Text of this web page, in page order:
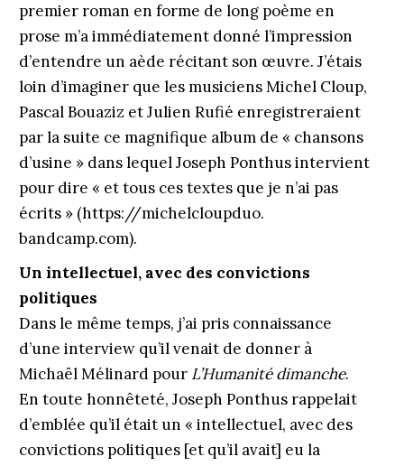
premier roman en forme de long poème en
prose m’a immédiatement donné l’impression
d’entendre un aède récitant son œuvre. J’étais
loin d’imaginer que les musiciens Michel Cloup,
Pascal Bouaziz et Julien Rufié enregistreraient
par la suite ce magnifique album de « chansons
d’usine » dans lequel Joseph Ponthus intervient
pour dire « et tous ces textes que je n’ai pas
écrits » (https://michelcloupduo.
bandcamp.com).
Un intellectuel, avec des convictions
politiques
Dans le même temps, j’ai pris connaissance
d’une interview qu’il venait de donner à
Michaël Mélinard pour L’Humanité dimanche.
En toute honnêteté, Joseph Ponthus rappelait
d’emblée qu’il était un « intellectuel, avec des
convictions politiques [et qu’il avait] eu la